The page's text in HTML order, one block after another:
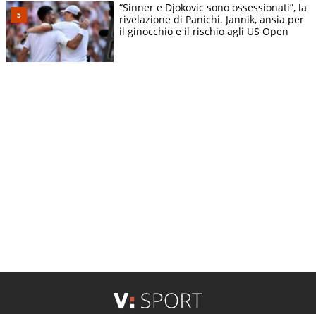
“Sinner e Djokovic sono ossessionati”, la
rivelazione di Panichi. Jannik, ansia per
il ginocchio e il rischio agli US Open